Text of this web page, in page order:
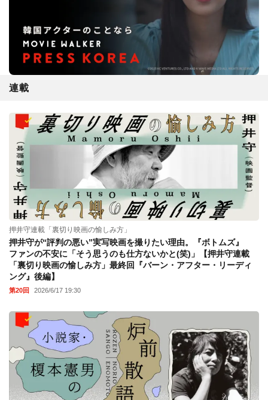
連載
押井守連載「裏切り映画の愉しみ方」
押井守が“評判の悪い”実写映画を撮りたい理由。『ボトムズ』
ファンの不安に「そう思うのも仕方ないかと(笑)」【押井守連載
「裏切り映画の愉しみ方」最終回『バーン・アフター・リーディ
ング』後編】
第20回 2026/6/17 19:30